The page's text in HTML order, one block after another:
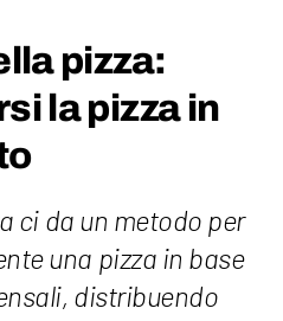
pizza:
la pizza in
ci da un metodo per
una pizza in base
distribuendo